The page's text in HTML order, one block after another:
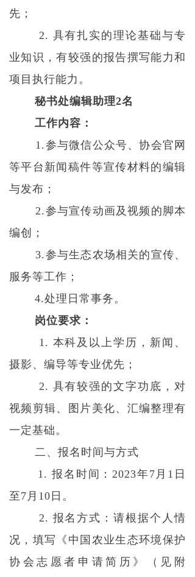
先；
2. 具有扎实的理论基础与专
业知识，有较强的报告撰写能力和
项目执行能力。
秘书处编辑助理2名
工作内容：
1.参与微信公众号、协会官网
等平台新闻稿件等宣传材料的编辑
与发布；
2.参与宣传动画及视频的脚本
编创；
3.参与生态农场相关的宣传、
服务等工作；
4.处理日常事务。
岗位要求：
1. 本科及以上学历，新闻、
摄影、编导等专业优先；
2. 具有较强的文字功底，对
视频剪辑、图片美化、汇编整理有
一定基础。
二、报名时间与方式
1. 报名时间：2023年7月1日
至7月10日。
2. 报名方式：请根据个人情
况，填写《中国农业生态环境保护
协会志愿者申请简历》（见附